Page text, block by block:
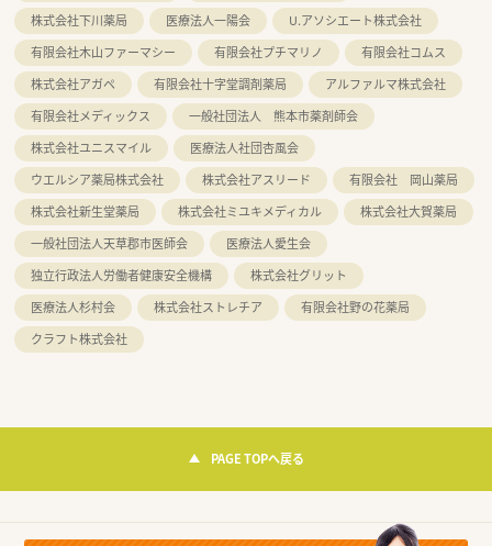
株式会社下川薬局
医療法人一陽会
U.アソシエート株式会社
有限会社木山ファーマシー
有限会社プチマリノ
有限会社コムス
株式会社アガペ
有限会社十字堂調剤薬局
アルファルマ株式会社
有限会社メディックス
一般社団法人 熊本市薬剤師会
株式会社ユニスマイル
医療法人社団杏風会
ウエルシア薬局株式会社
株式会社アスリード
有限会社 岡山薬局
株式会社新生堂薬局
株式会社ミユキメディカル
株式会社大賀薬局
一般社団法人天草郡市医師会
医療法人愛生会
独立行政法人労働者健康安全機構
株式会社グリット
医療法人杉村会
株式会社ストレチア
有限会社野の花薬局
クラフト株式会社
PAGE TOPへ戻る